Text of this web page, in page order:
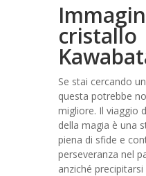
cristallo
Se stai cercando
questa potrebbe
migliore. Il viaggio
della magia è una
piena di sfide e
perseveranza nel
anziché